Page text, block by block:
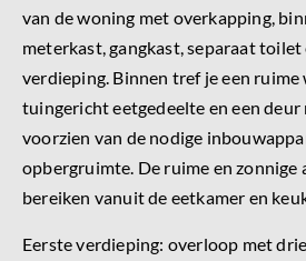
van de woning met overkapping,
meterkast, gangkast, separaat
verdieping. Binnen tref je een ruime
tuingericht eetgedeelte en een deur
voorzien van de nodige
opbergruimte. De ruime en zonnige
bereiken vanuit de eetkamer en
Eerste verdieping: overloop met